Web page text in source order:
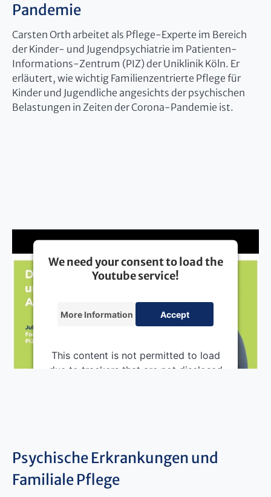
Pandemie
Carsten Orth arbeitet als Pflege-Experte im Bereich
der Kinder- und Jugendpsychiatrie im Patienten-
Informations-Zentrum (PIZ) der Uniklinik Köln. Er
erläutert, wie wichtig Familienzentrierte Pflege für
Kinder und Jugendliche angesichts der psychischen
Belastungen in Zeiten der Corona-Pandemie ist.
We need your consent to load the
Youtube service!
This content is not permitted to load
due to trackers that are not disclosed
More Information Accept
Management Platform
Psychische Erkrankungen und
Familiale Pflege